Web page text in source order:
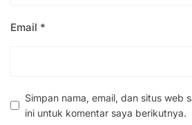
Email *
Simpan nama, email, dan situs web
ini untuk komentar saya berikutnya.